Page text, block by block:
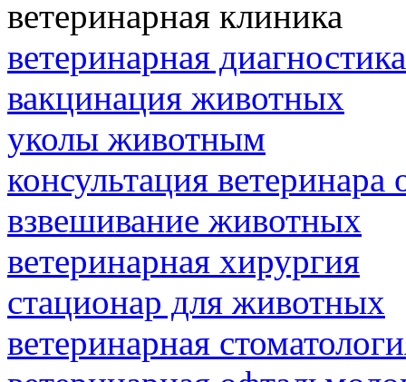
ветеринарная клиника
ветеринарная диагностика
вакцинация животных
уколы животным
консультация ветеринара
взвешивание животных
ветеринарная хирургия
стационар для животных
ветеринарная